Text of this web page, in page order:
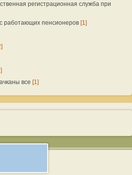
регистрационная служба при
работающих пенсионеров [1]
все [1]